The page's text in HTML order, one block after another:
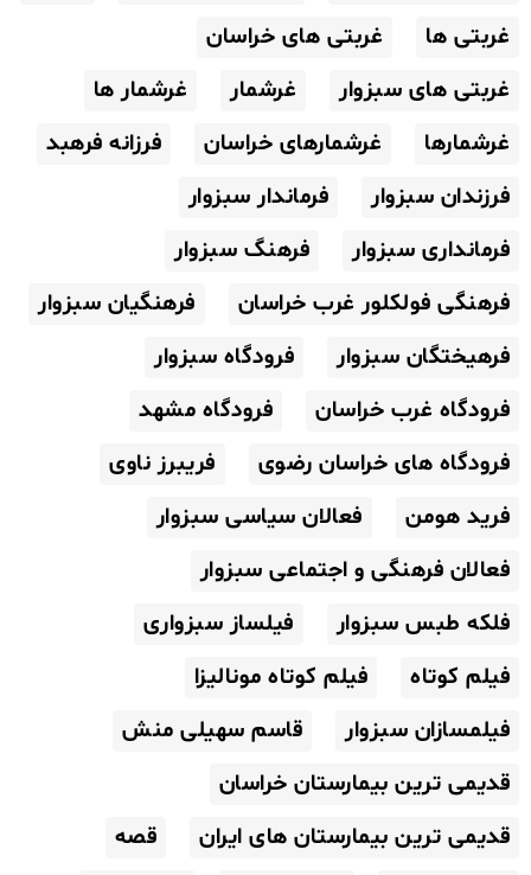
غربتی ها
غربتی های خراسان
غربتی های سبزوار
غرشمار
غرشمار ها
غرشمارها
غرشمارهای خراسان
فرزانه فرهبد
فرزندان سبزوار
فرماندار سبزوار
فرمانداری سبزوار
فرهنگ سبزوار
فرهنگی فولکلور غرب خراسان
فرهنگیان سبزوار
فرهیختگان سبزوار
فرودگاه سبزوار
فرودگاه غرب خراسان
فرودگاه مشهد
فرودگاه های خراسان رضوی
فریبرز ناوی
فرید هومن
فعالان سیاسی سبزوار
فعالان فرهنگی و اجتماعی سبزوار
فلکه طبس سبزوار
فیلساز سبزواری
فیلم کوتاه
فیلم کوتاه مونالیزا
فیلمسازان سبزوار
قاسم سهیلی منش
قدیمی ترین بیمارستان خراسان
قدیمی ترین بیمارستان های ایران
قصه